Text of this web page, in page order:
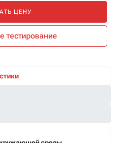
ЦЕНУ
тестирование